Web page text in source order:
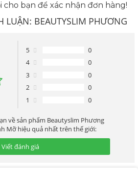
cho bạn để xác nhận đơn hàng!
LUẬN: BEAUTYSLIM PHƯƠNG
MỠ HIỆU QUẢ NHẤT TRÊN
THẾ GIỚI
5
0
4
0
3
0
2
0
1
0
về sản phẩm Beautyslim Phương
Mỡ hiệu quả nhất trên thế giới:
Viết đánh giá